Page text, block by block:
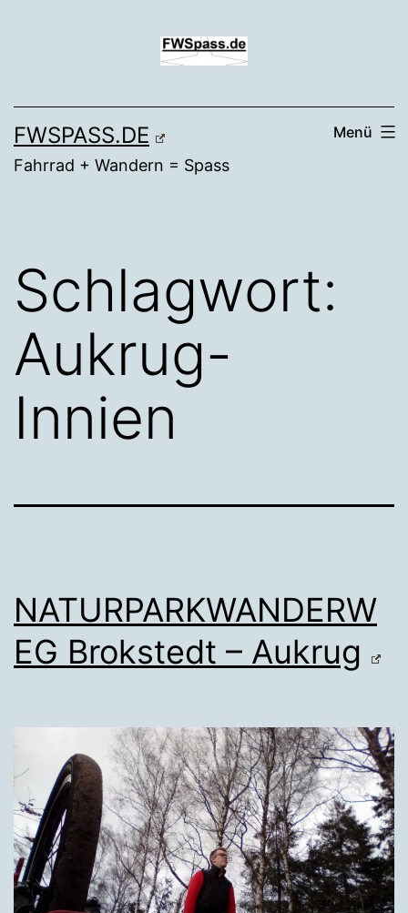
FWSPASS.DE
Fahrrad + Wandern = Spass
Menü
Schlagwort:
Aukrug-
Innien
NATURPARKWANDERW
EG Brokstedt – Aukrug